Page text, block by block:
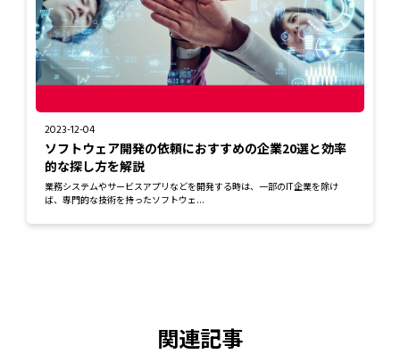
2023-12-04
ソフトウェア開発の依頼におすすめの企業20選と効率
的な探し方を解説
業務システムやサービスアプリなどを開発する時は、一部のIT企業を除け
ば、専門的な技術を持ったソフトウェ...
関連記事